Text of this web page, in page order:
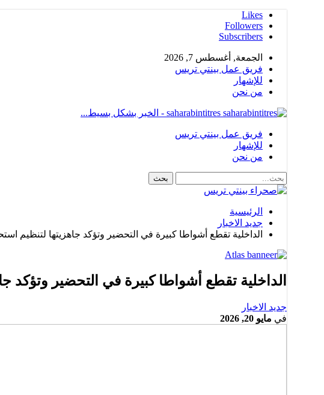
Likes
Followers
Subscribers
الجمعة, أغسطس 7, 2026
فريق عمل بينتي تريس
للإشهار
من نحن
saharabintitres - الخبر بشكل بسيط...
فريق عمل بينتي تريس
للإشهار
من نحن
الرئيسية
جديد الاخبار
الداخلية تقطع أشواطا كبيرة في التحضير وتؤكد جاهزيتها لتنظيم
الداخلية تقطع أشواطا كبيرة في التحضير وتؤكد
جديد الاخبار
في مايو 20, 2026